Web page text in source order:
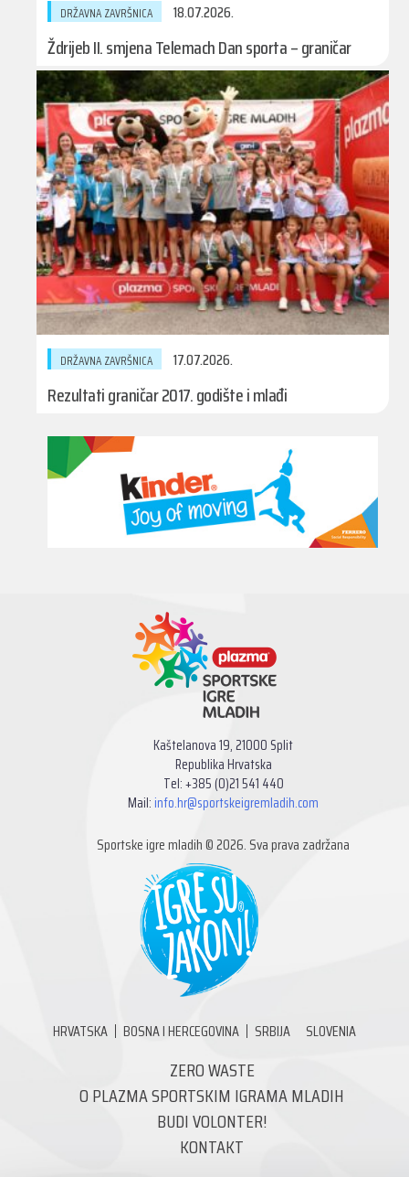
DRŽAVNA ZAVRŠNICA 18.07.2026.
Ždrijeb II. smjena Telemach Dan sporta – graničar
DRŽAVNA ZAVRŠNICA 17.07.2026.
Rezultati graničar 2017. godište i mlađi
Kaštelanova 19, 21000 Split
Republika Hrvatska
Tel: +385 (0)21 541 440
Mail: info.hr@sportskeigremladih.com
Sportske igre mladih © 2026. Sva prava zadržana
HRVATSKA BOSNA I HERCEGOVINA SRBIJA SLOVENIA
ZERO WASTE
O PLAZMA SPORTSKIM IGRAMA MLADIH
BUDI VOLONTER!
KONTAKT